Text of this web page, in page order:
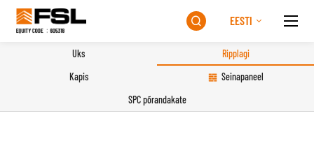
 EESTI
Uks
Ripplagi
Kapis
Seinapaneel
SPC põrandakate